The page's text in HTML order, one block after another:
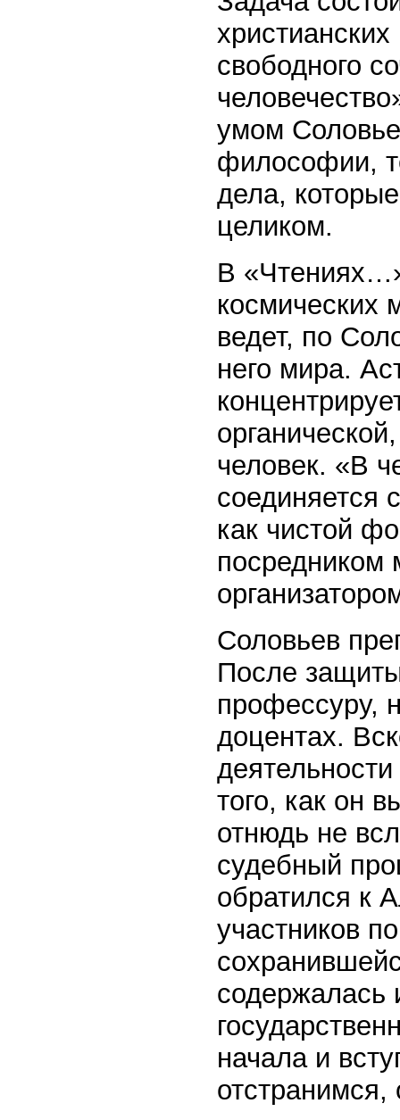
свободного
умом
философии,
дела,
целиком.
В
космических
ведет, по
него мира.
человек. «В
соединяется
как чистой
посредником
Соловьев
После
профессуру,
доцентах.
того, как он
отнюдь не
судебный
обратился к
участников
содержалась
начала и
отстранимся,